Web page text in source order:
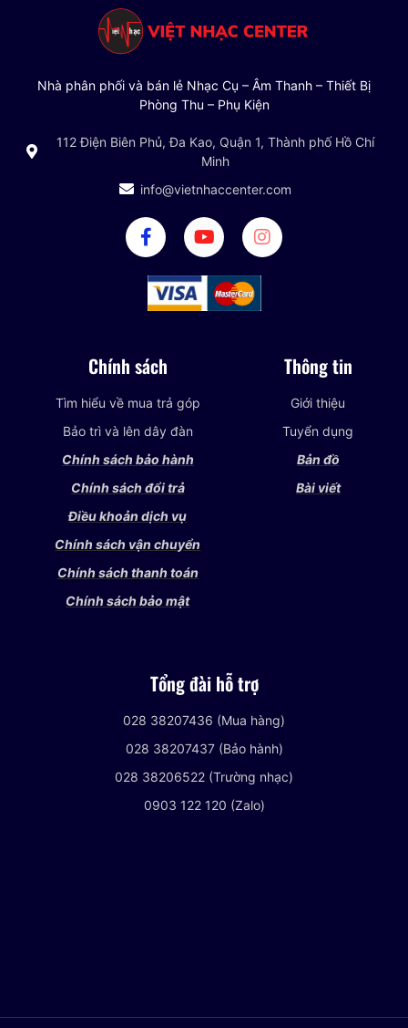
Nhà phân phối và bán lẻ Nhạc Cụ – Âm Thanh – Thiết Bị
Phòng Thu – Phụ Kiện
112 Điện Biên Phủ, Đa Kao, Quận 1, Thành phố Hồ Chí
Minh
info@vietnhaccenter.com
Chính sách
Tìm hiểu về mua trả góp
Bảo trì và lên dây đàn
Chính sách bảo hành
Chính sách đổi trả
Điều khoản dịch vụ
Chính sách vận chuyển
Chính sách thanh toán
Chính sách bảo mật
Thông tin
Giới thiệu
Tuyển dụng
Bản đồ
Bài viết
Tổng đài hỗ trợ
028 38207436 (Mua hàng)
028 38207437 (Bảo hành)
028 38206522 (Trường nhạc)
0903 122 120 (Zalo)